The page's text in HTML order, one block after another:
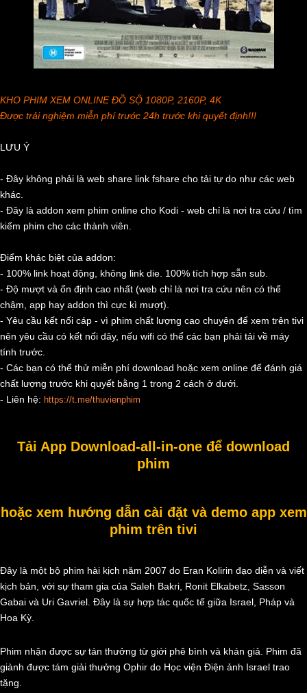
KHO PHIM XEM ONLINE ĐỒ SỘ 1080P, 2160P, 4K
Được trải nghiệm miễn phí trước 24h trước khi quyết định!!!
LƯU Ý
- Đây không phải là web share link fshare cho tải tự do như các web
khác.
- Đây là addon xem phim online cho Kodi - web chỉ là nơi tra cứu / tìm
kiếm phim cho các thành viên.
Điểm khác biệt của addon:
- 100% link hoạt động, không link die. 100% tích hợp sẵn sub.
- Độ mượt và ổn định cao nhất (web chỉ là nơi tra cứu nên có thể
chậm, app hay addon thì cực kì mượt).
- Yêu cầu kết nối cáp - vì phim chất lượng cao chuyên để xem trên tivi
nên yêu cầu có kết nối dây, nếu wifi có thể các bạn phải tải về máy
tính trước.
- Các bạn có thể thử miễn phí download hoặc xem online để đánh giá
chất lượng trước khi quyết bằng 1 trong 2 cách ở dưới.
- Liên hệ: https://t.me/thuvienphim
Tải App Download-all-in-one để download
phim
hoặc xem hướng dẫn cài đặt và demo app xem
phim trên tivi
Đây là một bộ phim hài kịch năm 2007 do Eran Kolirin đạo diễn và viết
kịch bản, với sự tham gia của Saleh Bakri, Ronit Elkabetz, Sasson
Gabai và Uri Gavriel. Đây là sự hợp tác quốc tế giữa Israel, Pháp và
Hoa Kỳ.
Phim nhận được sự tán thưởng từ giới phê bình và khán giả. Phim đã
giành được tám giải thưởng Ophir do Học viện Điện ảnh Israel trao
tặng.